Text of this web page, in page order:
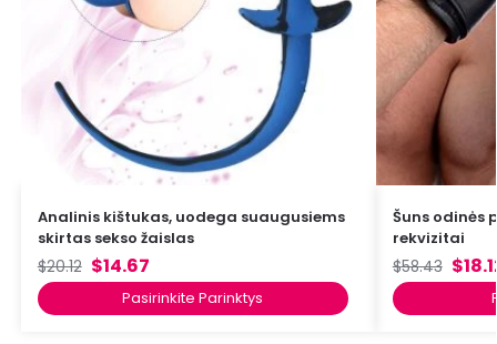
Analinis kištukas, uodega suaugusiems
skirtas sekso žaislas
$20.12 $14.67
Pasirinkite Parinktys
Šuns odinės
rekvizitai
$58.43 $